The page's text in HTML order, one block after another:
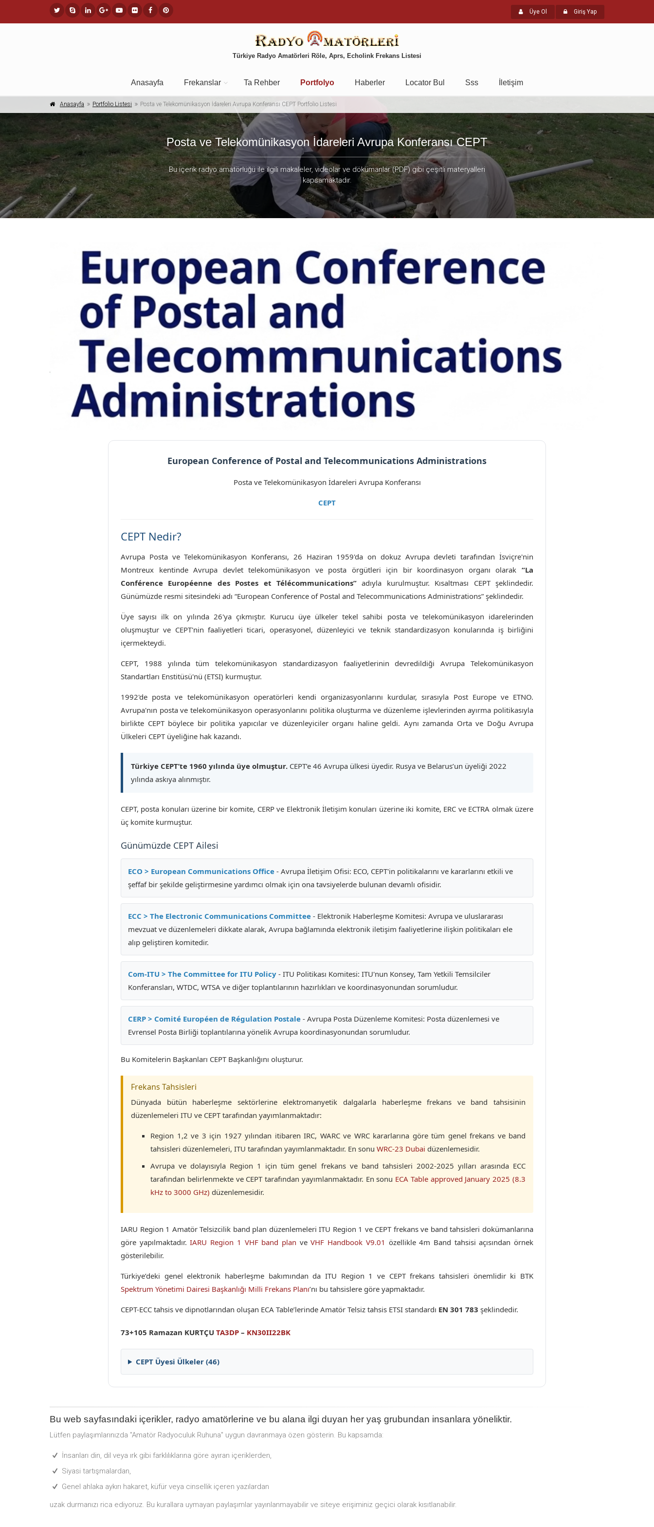
Üye Ol Giriş Yap
Türkiye Radyo Amatörleri Röle, Aprs, Echolink Frekans Listesi
Anasayfa Frekanslar Ta Rehber Portfolyo Haberler Locator Bul Sss İletişim
Anasayfa Portfolio Listesi Posta ve Telekomünikasyon İdareleri Avrupa Konferansı CEPT Portfolio Listesi
Posta ve Telekomünikasyon İdareleri Avrupa Konferansı CEPT
Bu içerik radyo amatörlüğü ile ilgili makaleler, videolar ve dökümanlar (PDF) gibi çeşitli materyalleri
kapsamaktadır.
European Conference of Postal and Telecommunications Administrations
Posta ve Telekomünikasyon İdareleri Avrupa Konferansı
CEPT
CEPT Nedir?
Avrupa Posta ve Telekomünikasyon Konferansı, 26 Haziran 1959'da on dokuz Avrupa devleti tarafından İsviçre'nin
Montreux kentinde Avrupa devlet telekomünikasyon ve posta örgütleri için bir koordinasyon organı olarak “La
Conférence Européenne des Postes et Télécommunications” adıyla kurulmuştur. Kısaltması CEPT şeklindedir.
Günümüzde resmi sitesindeki adı “European Conference of Postal and Telecommunications Administrations” şeklindedir.
Üye sayısı ilk on yılında 26'ya çıkmıştır. Kurucu üye ülkeler tekel sahibi posta ve telekomünikasyon idarelerinden
oluşmuştur ve CEPT'nin faaliyetleri ticari, operasyonel, düzenleyici ve teknik standardizasyon konularında iş birliğini
içermekteydi.
CEPT, 1988 yılında tüm telekomünikasyon standardizasyon faaliyetlerinin devredildiği Avrupa Telekomünikasyon
Standartları Enstitüsü'nü (ETSI) kurmuştur.
1992'de posta ve telekomünikasyon operatörleri kendi organizasyonlarını kurdular, sırasıyla Post Europe ve ETNO.
Avrupa'nın posta ve telekomünikasyon operasyonlarını politika oluşturma ve düzenleme işlevlerinden ayırma politikasıyla
birlikte CEPT böylece bir politika yapıcılar ve düzenleyiciler organı haline geldi. Aynı zamanda Orta ve Doğu Avrupa
Ülkeleri CEPT üyeliğine hak kazandı.
Türkiye CEPT’te 1960 yılında üye olmuştur. CEPT’e 46 Avrupa ülkesi üyedir. Rusya ve Belarus’un üyeliği 2022
yılında askıya alınmıştır.
CEPT, posta konuları üzerine bir komite, CERP ve Elektronik İletişim konuları üzerine iki komite, ERC ve ECTRA olmak üzere
üç komite kurmuştur.
Günümüzde CEPT Ailesi
ECO > European Communications Office - Avrupa İletişim Ofisi: ECO, CEPT'in politikalarını ve kararlarını etkili ve
şeffaf bir şekilde geliştirmesine yardımcı olmak için ona tavsiyelerde bulunan devamlı ofisidir.
ECC > The Electronic Communications Committee - Elektronik Haberleşme Komitesi: Avrupa ve uluslararası
mevzuat ve düzenlemeleri dikkate alarak, Avrupa bağlamında elektronik iletişim faaliyetlerine ilişkin politikaları ele
alıp geliştiren komitedir.
Com-ITU > The Committee for ITU Policy - ITU Politikası Komitesi: ITU'nun Konsey, Tam Yetkili Temsilciler
Konferansları, WTDC, WTSA ve diğer toplantılarının hazırlıkları ve koordinasyonundan sorumludur.
CERP > Comité Européen de Régulation Postale - Avrupa Posta Düzenleme Komitesi: Posta düzenlemesi ve
Evrensel Posta Birliği toplantılarına yönelik Avrupa koordinasyonundan sorumludur.
Bu Komitelerin Başkanları CEPT Başkanlığını oluşturur.
Frekans Tahsisleri
Dünyada bütün haberleşme sektörlerine elektromanyetik dalgalarla haberleşme frekans ve band tahsisinin
düzenlemeleri ITU ve CEPT tarafından yayımlanmaktadır:
Region 1,2 ve 3 için 1927 yılından itibaren IRC, WARC ve WRC kararlarına göre tüm genel frekans ve band
tahsisleri düzenlemeleri, ITU tarafından yayımlanmaktadır. En sonu WRC-23 Dubai düzenlemesidir.
Avrupa ve dolayısıyla Region 1 için tüm genel frekans ve band tahsisleri 2002-2025 yılları arasında ECC
tarafından belirlenmekte ve CEPT tarafından yayımlanmaktadır. En sonu ECA Table approved January 2025 (8.3
kHz to 3000 GHz) düzenlemesidir.
IARU Region 1 Amatör Telsizcilik band plan düzenlemeleri ITU Region 1 ve CEPT frekans ve band tahsisleri dokümanlarına
göre yapılmaktadır.IARU Region 1 VHF band plan veVHF Handbook V9.01 özellikle 4m Band tahsisi açısından örnek
gösterilebilir.
Türkiye’deki genel elektronik haberleşme bakımından da ITU Region 1 ve CEPT frekans tahsisleri önemlidir ki BTK
Spektrum Yönetimi Dairesi Başkanlığı Milli Frekans Planı’nı bu tahsislere göre yapmaktadır.
CEPT-ECC tahsis ve dipnotlarından oluşan ECA Table’lerinde Amatör Telsiz tahsis ETSI standardı EN 301 783 şeklindedir.
73+105 Ramazan KURTÇU TA3DP – KN30II22BK
CEPT Üyesi Ülkeler (46)
Bu web sayfasındaki içerikler, radyo amatörlerine ve bu alana ilgi duyan her yaş grubundan insanlara yöneliktir.
Lütfen paylaşımlarınızda "Amatör Radyoculuk Ruhuna" uygun davranmaya özen gösterin. Bu kapsamda:
İnsanları din, dil veya ırk gibi farklılıklarına göre ayıran içeriklerden,
Siyasi tartışmalardan,
Genel ahlaka aykırı hakaret, küfür veya cinsellik içeren yazılardan
uzak durmanızı rica ediyoruz. Bu kurallara uymayan paylaşımlar yayınlanmayabilir ve siteye erişiminiz geçici olarak kısıtlanabilir.